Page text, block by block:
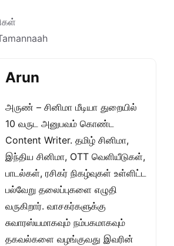
Arun
அருண் – சினிமா மீடியா துறையில்
10 வருட அனுபவம் கொண்ட
Content Writer. தமிழ் சினிமா,
இந்திய சினிமா, OTT வெளியீடுகள்,
பாடல்கள், ரசிகர் நிகழ்வுகள் உள்ளிட்ட
பல்வேறு தலைப்புகளை எழுதி
வருகிறார். வாசகர்களுக்கு
சுவாரஸ்யமாகவும் நம்பகமாகவும்
தகவல்களை வழங்குவது இவரின்